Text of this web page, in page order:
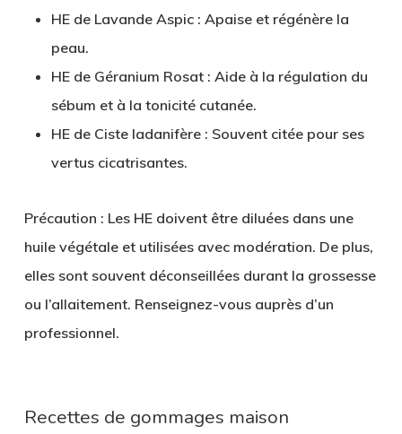
HE de Lavande Aspic: Apaise et régénère la
peau.
HE de Géranium Rosat: Aide à la régulation du
sébum et à la tonicité cutanée.
HE de Ciste ladanifère: Souvent citée pour ses
vertus cicatrisantes.
Précaution : Les HE doivent être diluées dans une
huile végétale et utilisées avec modération. De plus,
elles sont souvent déconseillées durant la grossesse
ou l’allaitement. Renseignez-vous auprès d’un
professionnel.
Recettes de gommages maison